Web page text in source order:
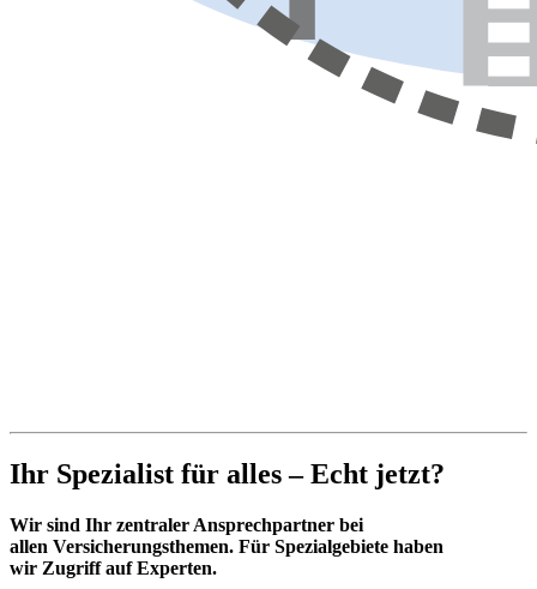
Ihr Spezialist für alles – Echt jetzt?
Wir sind Ihr zentraler Ansprechpartner bei
allen Versicherungsthemen. Für Spezialgebiete haben
wir Zugriff auf Experten.